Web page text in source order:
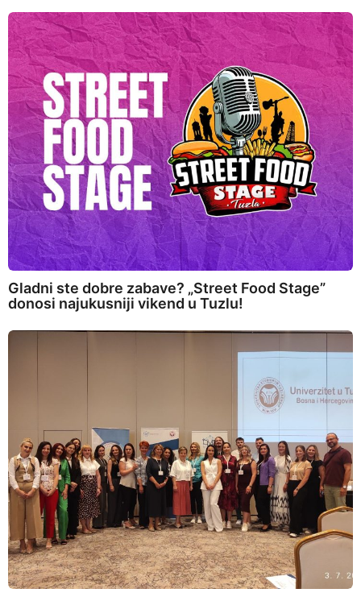
Gladni ste dobre zabave? „Street Food Stage”
donosi najukusniji vikend u Tuzlu!